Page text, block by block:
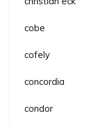
cobe
cofely
concordia
condor